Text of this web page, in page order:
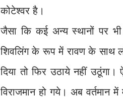
कोटेश्वर है।
जैसा कि कई अन्य स्थानों पर
शिवलिंग के रूप में रावण के साथ
दिया तो फिर उठाये नहीं
विराजमान हो गये। अब वर्तमान